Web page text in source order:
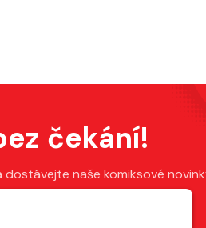
čekání!
naše komiksové